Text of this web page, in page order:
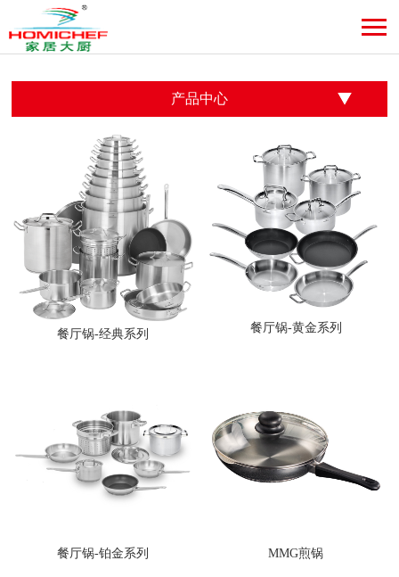
产品中心
餐厅锅-经典系列 餐厅锅-黄金系列
餐厅锅-铂金系列 MMG煎锅